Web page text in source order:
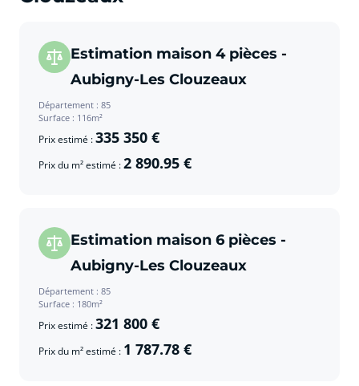
Estimation maison 4 pièces -
Aubigny-Les Clouzeaux
Département : 85
Surface : 116m²
Prix estimé :335 350 €
Prix du m² estimé :2 890.95 €
Estimation maison 6 pièces -
Aubigny-Les Clouzeaux
Département : 85
Surface : 180m²
Prix estimé :321 800 €
Prix du m² estimé : 1 787.78 €